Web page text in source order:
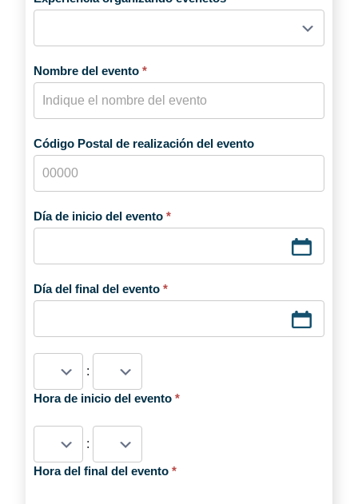
Nombre del evento *
Código Postal de realización del evento
Día de inicio del evento *
Día del final del evento *
Hora de inicio del evento *
:
Hora del final del evento *
: